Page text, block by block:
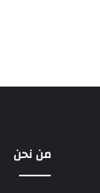
من نحن